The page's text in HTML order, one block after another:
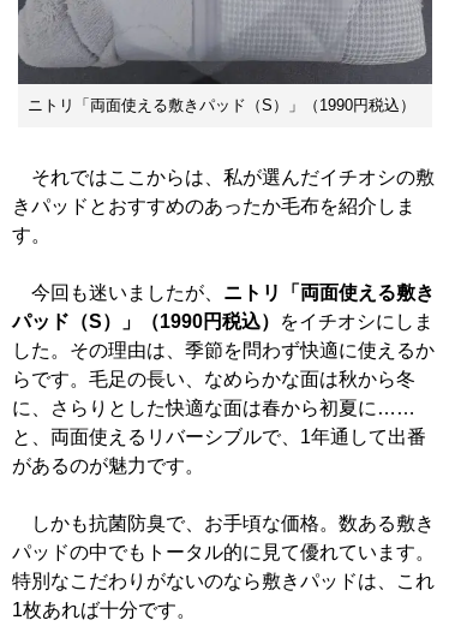
ニトリ「両面使える敷きパッド（S）」（1990円税込）
それではここからは、私が選んだイチオシの敷
きパッドとおすすめのあったか毛布を紹介しま
す。
今回も迷いましたが、 ニトリ「両面使える敷き
パッド（S）」（1990円税込）
をイチオシにしま
した。その理由は、季節を問わず快適に使えるか
らです。毛足の長い、なめらかな面は秋から冬
に、さらりとした快適な面は春から初夏に……
と、両面使えるリバーシブルで、1年通して出番
があるのが魅力です。
しかも抗菌防臭で、お手頃な価格。数ある敷き
パッドの中でもトータル的に見て優れています。
特別なこだわりがないのなら敷きパッドは、これ
1枚あれば十分です。